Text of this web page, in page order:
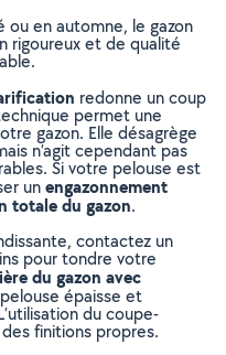
ou en automne, le gazon
rigoureux et de qualité
redonne un coup
permet une
gazon. Elle désagrège
n’agit cependant pas
Si votre pelouse est
unengazonnement
totale du gazon.
contactez un
pour tondre votre
du gazon avec
épaisse et
du coupe-
finitions propres.